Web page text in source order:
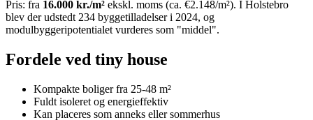
Pris: fra 16.000 kr./m² ekskl. moms (ca. €2.148/m²). I Holstebro
blev der udstedt 234 byggetilladelser i 2024, og
modulbyggeripotentialet vurderes som "middel".
Fordele ved tiny house
Kompakte boliger fra 25-48 m²
Fuldt isoleret og energieffektiv
Kan placeres som anneks eller sommerhus